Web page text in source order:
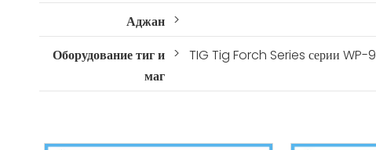
Аджан >
Оборудование тиг и
маг
> TIG Tig Forch Series серии WP-9